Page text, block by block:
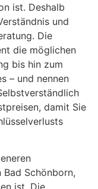
ist. Deshalb
und
Die
die möglichen
bis hin zum
– und nennen
damit Sie
Bad Schönborn,